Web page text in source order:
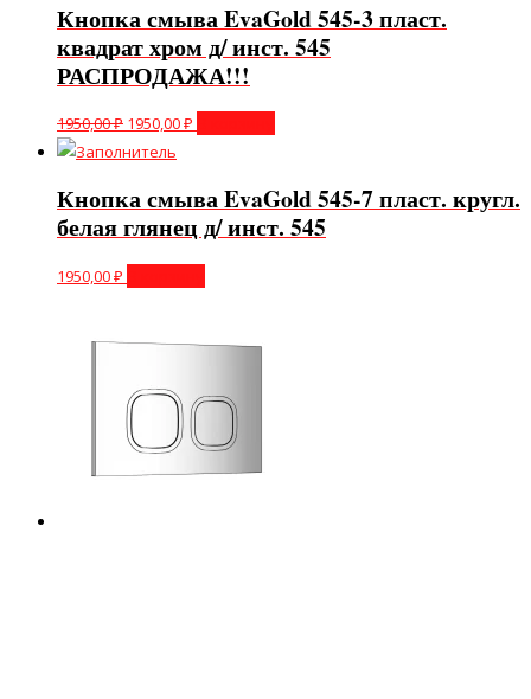
Кнопка смыва EvaGold 545-3 пласт.
квадрат хром д/ инст. 545
РАСПРОДАЖА!!!
1950,00₽ 1950,00₽
Кнопка смыва EvaGold 545-7 пласт. кругл.
белая глянец д/ инст. 545
1950,00₽